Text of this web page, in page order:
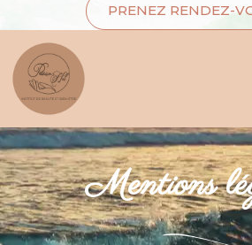
PRENEZ RENDEZ-
Mentions